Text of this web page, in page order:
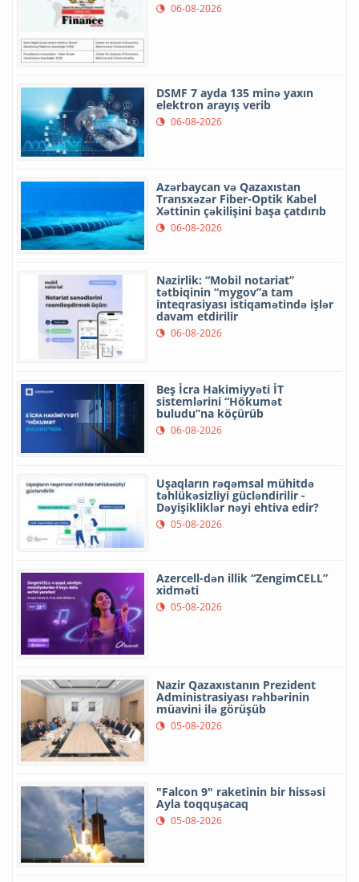
06-08-2026
DSMF 7 ayda 135 minə yaxın
elektron arayış verib
06-08-2026
Azərbaycan və Qazaxıstan
Transxəzər Fiber-Optik Kabel
Xəttinin çəkilişini başa çatdırıb
06-08-2026
Nazirlik: “Mobil notariat”
tətbiqinin “mygov”a tam
inteqrasiyası istiqamətində işlər
davam etdirilir
06-08-2026
Beş İcra Hakimiyyəti İT
sistemlərini “Hökumət
buludu”na köçürüb
06-08-2026
Uşaqların rəqəmsal mühitdə
təhlükəsizliyi gücləndirilir -
Dəyişikliklər nəyi ehtiva edir?
05-08-2026
Azercell-dən illik “ZengimCELL”
xidməti
05-08-2026
Nazir Qazaxıstanın Prezident
Administrasiyası rəhbərinin
müavini ilə görüşüb
05-08-2026
"Falcon 9" raketinin bir hissəsi
Ayla toqquşacaq
05-08-2026